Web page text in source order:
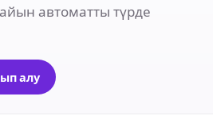
автоматты түрде
алу